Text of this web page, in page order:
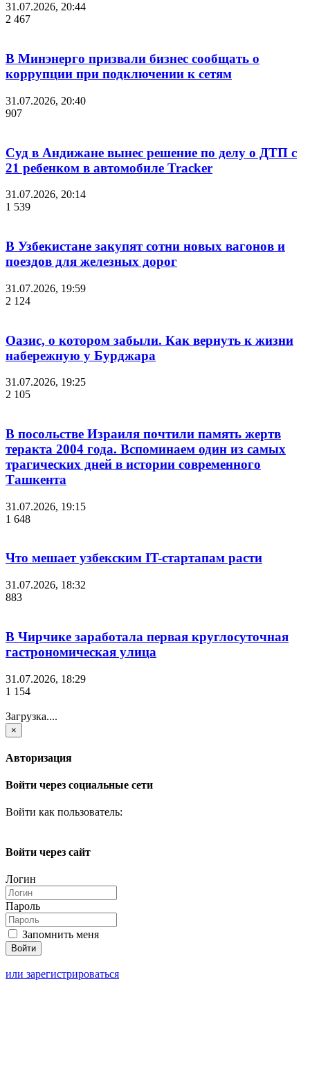
31.07.2026, 20:44
2 467
В Минэнерго призвали бизнес сообщать о
коррупции при подключении к сетям
31.07.2026, 20:40
907
Суд в Андижане вынес решение по делу о ДТП с
21 ребенком в автомобиле Tracker
31.07.2026, 20:14
1 539
В Узбекистане закупят сотни новых вагонов и
поездов для железных дорог
31.07.2026, 19:59
2 124
Оазис, о котором забыли. Как вернуть к жизни
набережную у Бурджара
31.07.2026, 19:25
2 105
В посольстве Израиля почтили память жертв
теракта 2004 года. Вспоминаем один из самых
трагических дней в истории современного
Ташкента
31.07.2026, 19:15
1 648
Что мешает узбекским IT-стартапам расти
31.07.2026, 18:32
883
В Чирчике заработала первая круглосуточная
гастрономическая улица
31.07.2026, 18:29
1 154
Загрузка....
×
Авторизация
Войти через социальные сети
Войти как пользователь:
Войти через сайт
Логин
Пароль
Запомнить меня
или зарегистрироваться